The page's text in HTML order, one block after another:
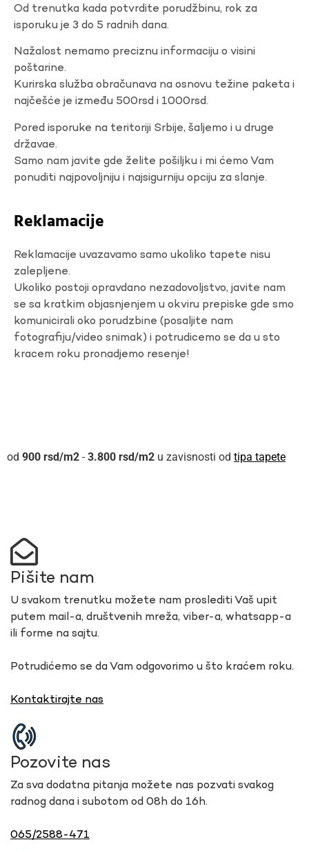
Od trenutka kada potvrdite porudžbinu, rok za
isporuku je 3 do 5 radnih dana.
Nažalost nemamo preciznu informaciju o visini
poštarine.
Kurirska služba obračunava na osnovu težine paketa i
najčešće je između 500rsd i 1000rsd.
Pored isporuke na teritoriji Srbije, šaljemo i u druge
državae.
Samo nam javite gde želite pošiljku i mi ćemo Vam
ponuditi najpovoljniju i najsigurniju opciju za slanje.
Reklamacije
Reklamacije uvazavamo samo ukoliko tapete nisu
zalepljene.
Ukoliko postoji opravdano nezadovoljstvo, javite nam
se sa kratkim objasnjenjem u okviru prepiske gde smo
komunicirali oko porudzbine (posaljite nam
fotografiju/video snimak) i potrudicemo se da u sto
kracem roku pronadjemo resenje!
900 rsd - 3.800 rsd u zavisnosti od tipa tapete
Pišite nam
U svakom trenutku možete nam proslediti Vaš upit
putem mail-a, društvenih mreža, viber-a, whatsapp-a
ili forme na sajtu.
Potrudićemo se da Vam odgovorimo u što kraćem roku.
Kontaktirajte nas
Pozovite nas
Za sva dodatna pitanja možete nas pozvati svakog
radnog dana i subotom od 08h do 16h.
065/2588-471